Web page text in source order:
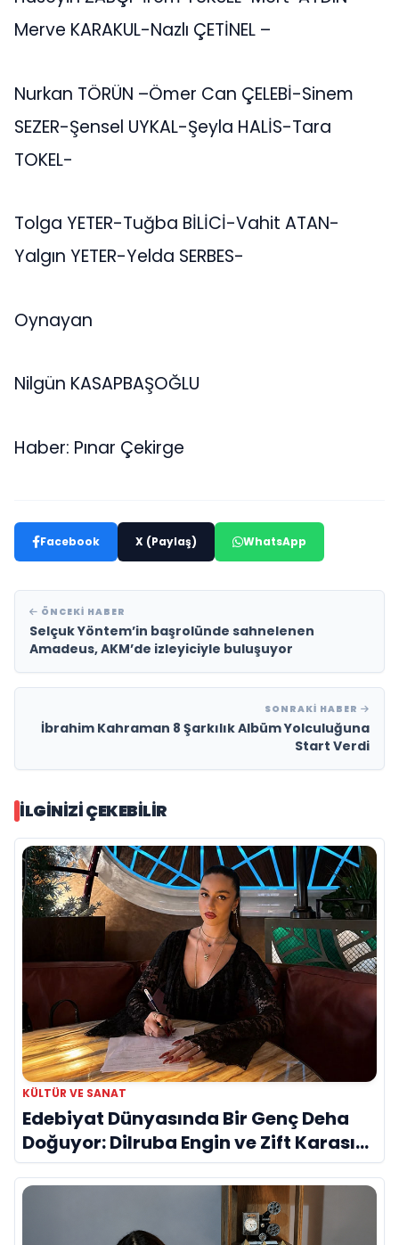
Merve KARAKUL-Nazlı ÇETİNEL –
Nurkan TÖRÜN –Ömer Can ÇELEBİ-Sinem
SEZER-Şensel UYKAL-Şeyla HALİS-Tara
TOKEL-
Tolga YETER-Tuğba BİLİCİ-Vahit ATAN-
Yalgın YETER-Yelda SERBES-
Oynayan
Nilgün KASAPBAŞOĞLU
Haber: Pınar Çekirge
Facebook X (Paylaş) WhatsApp
ÖNCEKI HABER
Selçuk Yöntem’in başrolünde sahnelenen
Amadeus, AKM’de izleyiciyle buluşuyor
SONRAKI HABER
İbrahim Kahraman 8 Şarkılık Albüm Yolculuğuna
Start Verdi
İLGINIZI ÇEKEBILIR
KÜLTÜR VE SANAT
Edebiyat Dünyasında Bir Genç Deha
Doğuyor: Dilruba Engin ve Zift Karası
Evreni ‘AVENOİR’